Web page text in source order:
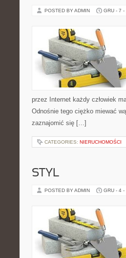
POSTED BY ADMIN GRU - 7 -
przez Internet każdy człowiek
Odnośnie tego ciężko miewać
zaznajomić się […]
CATEGORIES: NIERUCHOMOŚCI
STYL
POSTED BY ADMIN GRU - 4 -